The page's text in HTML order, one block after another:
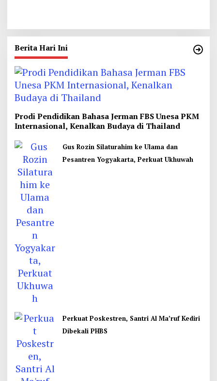
Berita Hari Ini
Prodi Pendidikan Bahasa Jerman FBS Unesa PKM
Internasional, Kenalkan Budaya di Thailand
Gus Rozin Silaturahim ke Ulama dan
Pesantren Yogyakarta, Perkuat Ukhuwah
Perkuat Poskestren, Santri Al Ma’ruf Kediri
Dibekali PHBS